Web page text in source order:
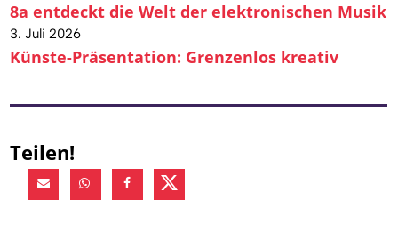
8a entdeckt die Welt der elektronischen Musik
3. Juli 2026
Künste-Präsentation: Grenzenlos kreativ
Teilen!